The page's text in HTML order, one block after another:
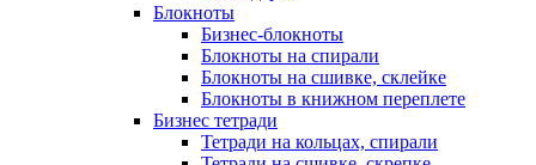
Блокноты
Бизнес-блокноты
Блокноты на спирали
Блокноты на сшивке, склейке
Блокноты в книжном переплете
Бизнес тетради
Тетради на кольцах, спирали